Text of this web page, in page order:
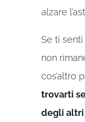
alzare
Se ti
non
cos’altro
trovarti
degli altri.